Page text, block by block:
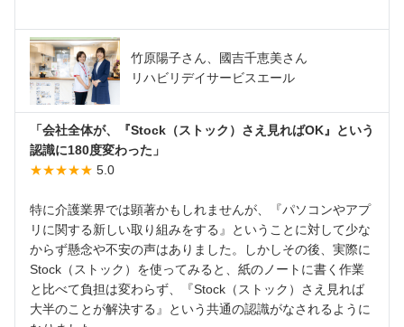
竹原陽子さん、國吉千恵美さん
リハビリデイサービスエール
「会社全体が、『Stock（ストック）さえ見ればOK』という
認識に180度変わった」
★★★★★ 5.0
特に介護業界では顕著かもしれませんが、『パソコンやアプ
リに関する新しい取り組みをする』ということに対して少な
からず懸念や不安の声はありました。しかしその後、実際に
Stock（ストック）を使ってみると、紙のノートに書く作業
と比べて負担は変わらず、『Stock（ストック）さえ見れば
大半のことが解決する』という共通の認識がなされるように